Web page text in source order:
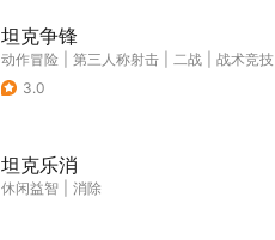
坦克争锋
动作冒险 第三人称射击 二战
战术竞技
3.0
坦克乐消
休闲益智 消除